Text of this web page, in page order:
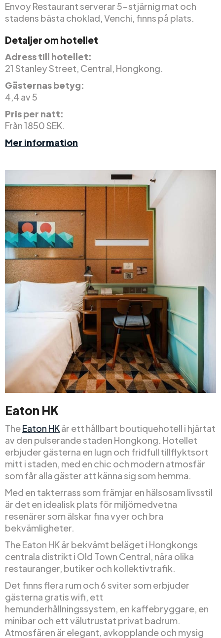
Envoy Restaurant serverar 5-stjärnig mat och
stadens bästa choklad, Venchi, finns på plats.
Detaljer om hotellet
Adress till hotellet:
21 Stanley Street, Central, Hongkong.
Gästernas betyg:
4,4 av 5
Pris per natt:
Från 1850 SEK.
Mer information
Eaton HK
TheEaton HKär ett hållbart boutiquehotell i hjärtat
av den pulserande staden Hongkong. Hotellet
erbjuder gästerna en lugn och fridfull tillflyktsort
mitt i staden, med en chic och modern atmosfär
som får alla gäster att känna sig som hemma.
Med en takterrass som främjar en hälsosam livsstil
är det en idealisk plats för miljömedvetna
resenärer som älskar fina vyer och bra
bekvämligheter.
The Eaton HK är bekvämt beläget i Hongkongs
centrala distrikt i Old Town Central, nära olika
restauranger, butiker och kollektivtrafik.
Det finns flera rum och 6 sviter som erbjuder
gästerna gratis wifi, ett
hemunderhållningssystem, en kaffebryggare, en
minibar och ett välutrustat privat badrum.
Atmosfären är elegant, avkopplande och mysig